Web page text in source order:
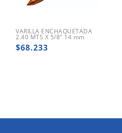
VARILLA ENCHAQUETADA
2.40 MTS X 5/8″ 14 mm
$68.233